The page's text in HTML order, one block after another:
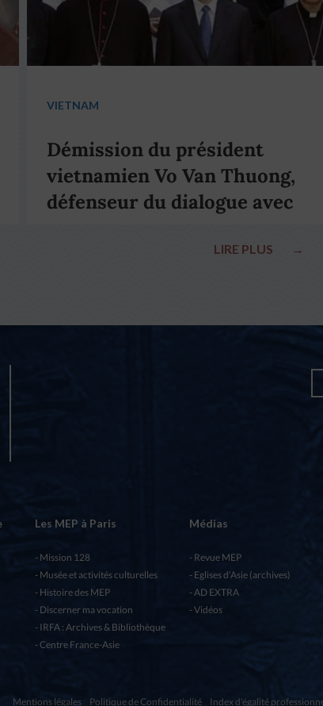
VIETNAM
Démission du président
vietnamien Vo Van Thuong,
défenseur du dialogue avec
LIRE PLUS →
Les MEP à Paris
Mission 128
Musée et activités culturelles
Histoire des MEP
Discerner ma vocation
IRFA : Archives & Bibliothèque
Centre France-Asie
Médias
Revue MEP
Eglises d’Asie (archives)
AD EXTRA
Vidéos
Mentions légales Politique de Confidentialité Index d'égalité